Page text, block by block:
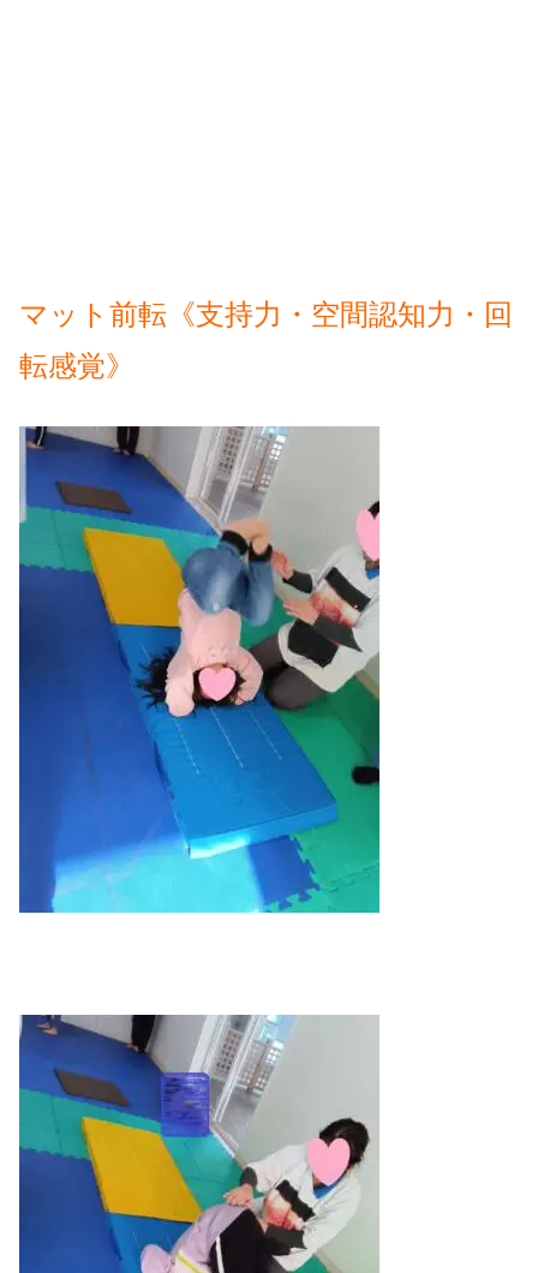
マット前転《支持力・空間認知力・回
転感覚》